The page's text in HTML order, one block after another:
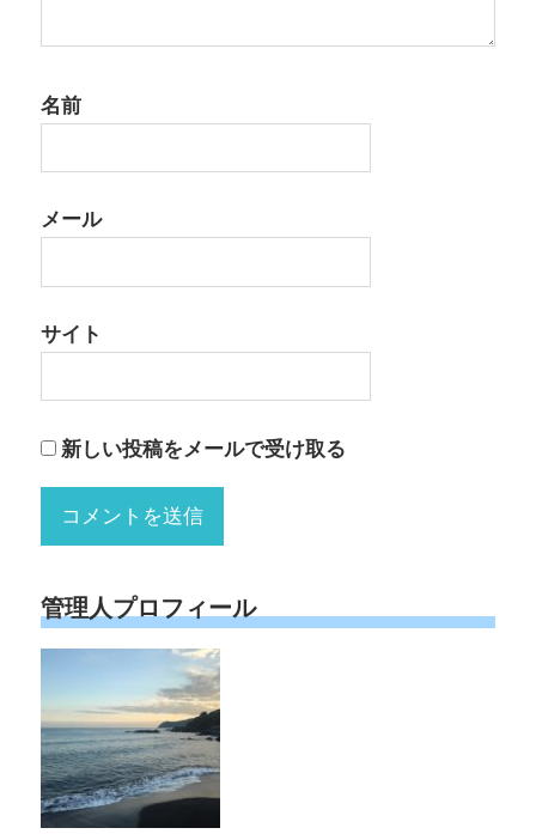
名前
メール
サイト
新しい投稿をメールで受け取る
管理人プロフィール